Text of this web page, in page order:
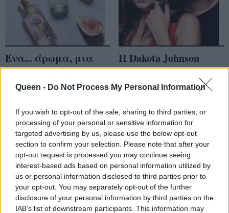
Queen - Do Not Process My Personal Information
If you wish to opt-out of the sale, sharing to third parties, or
processing of your personal or sensitive information for
targeted advertising by us, please use the below opt-out
section to confirm your selection. Please note that after your
opt-out request is processed you may continue seeing
interest-based ads based on personal information utilized by
us or personal information disclosed to third parties prior to
your opt-out. You may separately opt-out of the further
disclosure of your personal information by third parties on the
IAB’s list of downstream participants. This information may
Ένα... άρωμα, μια
ιστορία!
Η Dakota Johnson
ημίγυμνη στο νερό
αγκαλιά με φίλες